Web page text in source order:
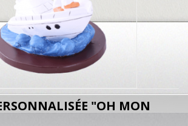
"OH MON